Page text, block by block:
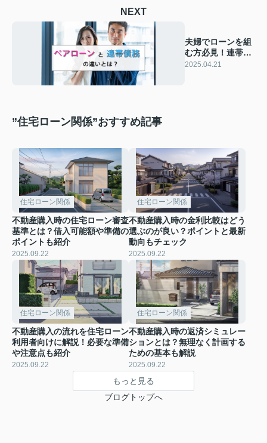
NEXT
夫婦でローンを組
む方必見！連帯保
証とペアローンの
2025.04.21
”住宅ローン関係”おすすめ記事
住宅ローン関係
不動産購入時の住宅ローン審査
基準とは？借入可能額や準備の
ポイントも紹介
2025.09.22
住宅ローン関係
不動産購入時の金利比較はどう
選ぶのが良い？ポイントと最新
動向もチェック
2025.09.22
住宅ローン関係
不動産購入の流れを住宅ローン
利用者向けに解説！必要な準備
や注意点も紹介
2025.09.22
住宅ローン関係
不動産購入時の返済シミュレー
ションとは？無理なく計画する
ための基本も解説
2025.09.22
もっと見る
ブログトップへ